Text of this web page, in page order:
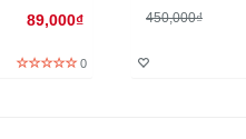
Ôtô
89,000₫
0
450,000₫